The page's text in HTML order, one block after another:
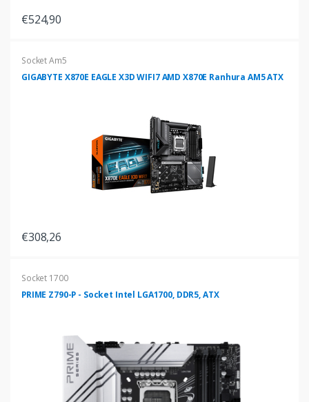
€524,90
Socket Am5
GIGABYTE X870E EAGLE X3D WIFI7 AMD X870E Ranhura AM5 ATX
€308,26
Socket 1700
PRIME Z790-P - Socket Intel LGA1700, DDR5, ATX